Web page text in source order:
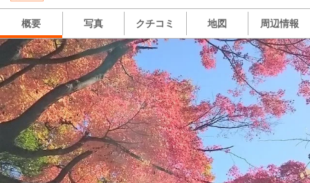
概要 写真 クチコミ 地図 周辺情報